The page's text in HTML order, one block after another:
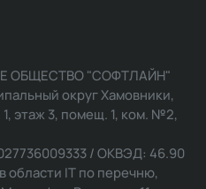
ОБЩЕСТВО "СОФТЛАЙН"
округ Хамовники,
1, этаж 3, помещ. 1, ком. №2,
/ ОКВЭД: 46.90
области IT по перечню,